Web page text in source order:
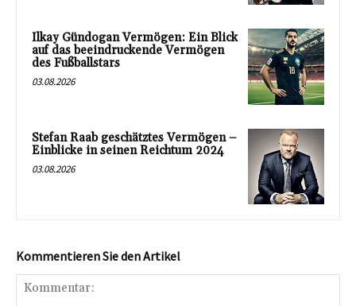
Ilkay Gündogan Vermögen: Ein Blick
auf das beeindruckende Vermögen
des Fußballstars
03.08.2026
Stefan Raab geschätztes Vermögen –
Einblicke in seinen Reichtum 2024
03.08.2026
Kommentieren Sie den Artikel